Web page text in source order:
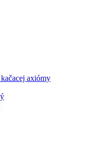
axiómy